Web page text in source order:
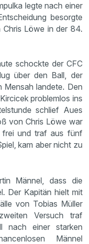
legte nach einer
besorgte
Chris Löwe in der 84.
schockte der CFC
über den Ball, der
Mensah landete. Den
problemlos ins
schlief Aues
von Chris Löwe war
frei und traf aus fünf
kam aber nicht zu
Männel, dass die
Der Kapitän hielt mit
von Tobias Müller
Versuch traf
nach einer starken
Männel